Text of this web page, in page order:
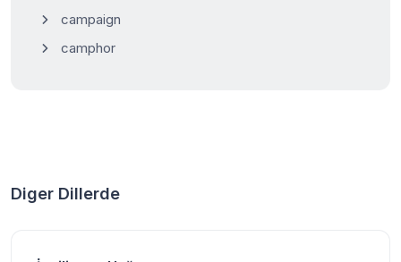
campaign
camphor
Diger Dillerde